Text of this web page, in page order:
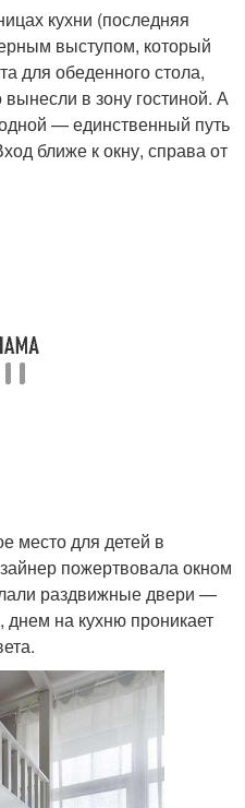
кухни (последняя
выступом, который
для обеденного стола,
вынесли в зону гостиной. А
— единственный путь
ближе к окну, справа от
место для детей в
пожертвовала окном
раздвижные двери —
днем на кухню проникает